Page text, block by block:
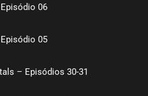
06
05
– Episódios 30-31